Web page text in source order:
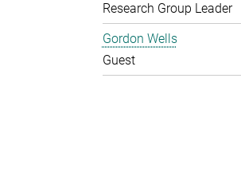
Research Group Leader
Gordon Wells
Guest